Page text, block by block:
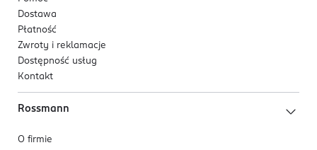
Dostawa
Płatność
Zwroty i reklamacje
Dostępność usług
Kontakt
Rossmann
O firmie